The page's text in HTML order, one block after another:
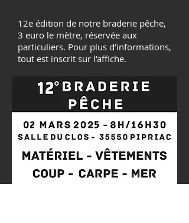
12e édition de notre braderie pêche,
3 euro le mètre, réservée aux
particuliers. Pour plus d’informations,
tout est inscrit sur l’affiche.